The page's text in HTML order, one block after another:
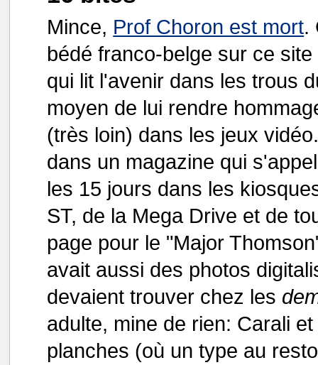
Mince, Prof Choron est mort.
bédé franco-belge sur ce
qui lit l'avenir dans les trous
moyen de lui rendre
(très loin) dans les jeux
dans un magazine qui
les 15 jours dans les
ST, de la Mega Drive et de
page pour le "Major
avait aussi des photos
devaient trouver chez les
adulte, mine de rien: Carali
planches (où un type au